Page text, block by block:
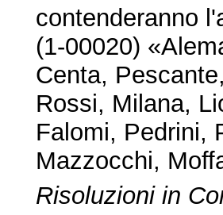
contenderanno
(1-00020)
Centa,
Rossi, Milana,
Falomi, Pedrini,
Mazzocchi,
Risoluzioni in